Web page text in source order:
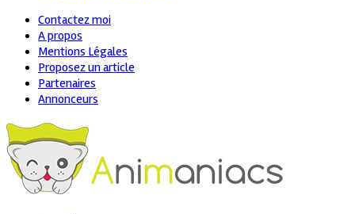
Contactez moi
A propos
Mentions Légales
Proposez un article
Partenaires
Annonceurs